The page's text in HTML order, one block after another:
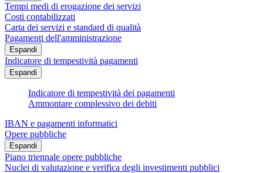
Tempi medi di erogazione dei servizi
Costi contabilizzati
Carta dei servizi e standard di qualità
Pagamenti dell'amministrazione
Espandi
Indicatore di tempestività pagamenti
Espandi
Indicatore di tempestività dei pagamenti
Ammontare complessivo dei debiti
IBAN e pagamenti informatici
Opere pubbliche
Espandi
Piano triennale opere pubbliche
Nuclei di valutazione e verifica degli investimenti pubblici